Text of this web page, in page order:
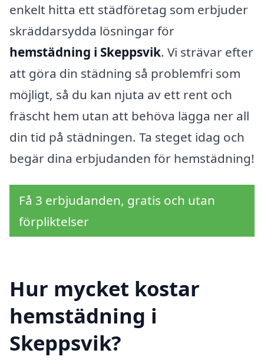
enkelt hitta ett städföretag som erbjuder
skräddarsydda lösningar för
hemstädning i Skeppsvik. Vi strävar efter
att göra din städning så problemfri som
möjligt, så du kan njuta av ett rent och
fräscht hem utan att behöva lägga ner all
din tid på städningen. Ta steget idag och
begär dina erbjudanden för hemstädning!
Få 3 erbjudanden, gratis och utan
förpliktelser
Hur mycket kostar
hemstädning i
Skeppsvik?